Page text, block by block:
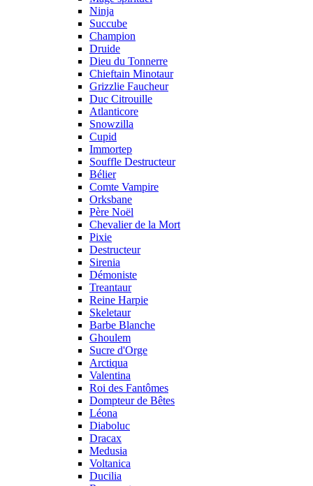
Ninja
Succube
Champion
Druide
Dieu du Tonnerre
Chieftain Minotaur
Grizzlie Faucheur
Duc Citrouille
Atlanticore
Snowzilla
Cupid
Immortep
Souffle Destructeur
Bélier
Comte Vampire
Orksbane
Père Noël
Chevalier de la Mort
Pixie
Destructeur
Sirenia
Démoniste
Treantaur
Reine Harpie
Skeletaur
Barbe Blanche
Ghoulem
Sucre d'Orge
Arctiqua
Valentina
Roi des Fantômes
Dompteur de Bêtes
Léona
Diaboluc
Dracax
Medusia
Voltanica
Ducilia